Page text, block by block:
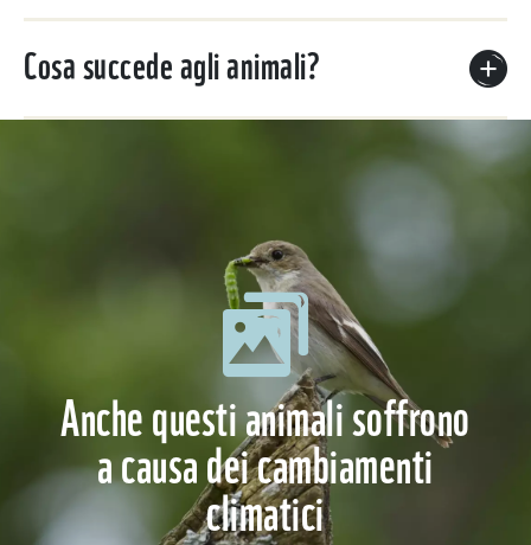
Cosa succede agli animali?
Anche questi animali soffrono
a causa dei cambiamenti
climatici